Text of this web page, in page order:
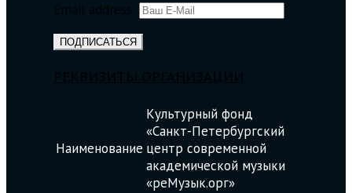
Email address:
РЕКВИЗИТЫ ОРГАНИЗАЦИИ
Наименование
Культурный фонд
«Санкт-Петербургский
центр современной
академической музыки
«реМузык.орг»